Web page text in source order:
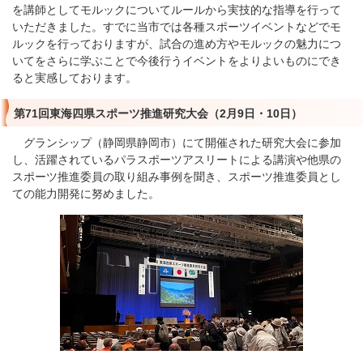
を講師としてモルックについてルールから実技的な指導を行って
いただきました。すでに当市では各種スポーツイベントなどでモ
ルックを行っておりますが、試合の進め方やモルックの魅力につ
いてをさらに学ぶことで今後行うイベントをよりよいものにでき
ると実感しております。
第71回東海四県スポーツ推進研究大会（2月9日・10日）
グランシップ（静岡県静岡市）にて開催された研究大会に参加
し、活躍されているパラスポーツアスリートによる講演や他県の
スポーツ推進委員の取り組み事例を聞き、スポーツ推進委員とし
ての能力開発に努めました。